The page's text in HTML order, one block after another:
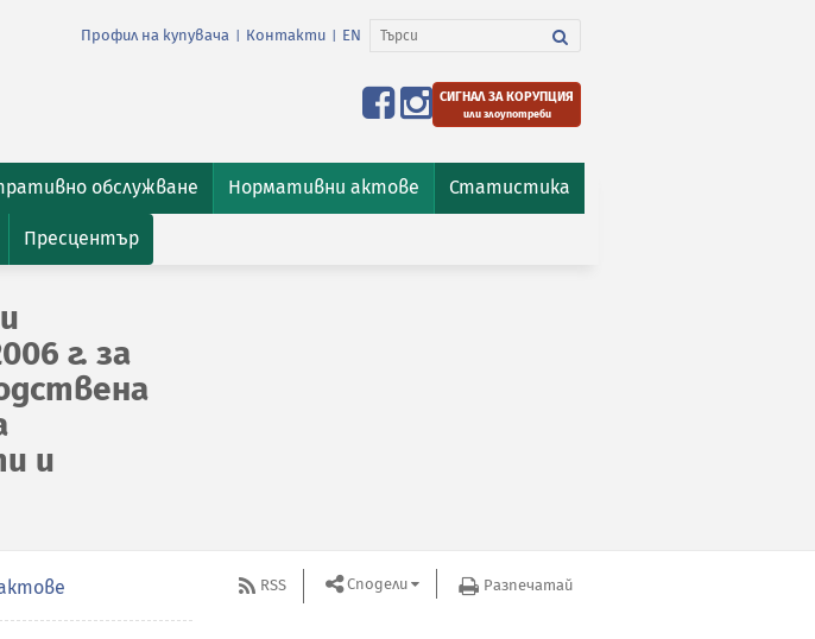
Профил на купувача Контакти EN
СИГНАЛ ЗА КОРУПЦИЯ
или злоупотреби
обслужване Нормативни актове Статистика
Пресцентър
г. за
и
RSS Сподели Разпечатай